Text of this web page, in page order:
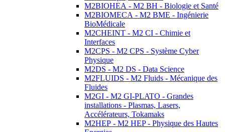
M2BIOHEA - M2 BH - Biologie et Santé
M2BIOMECA - M2 BME - Ingénierie
BioMédicale
M2CHEINT - M2 CI - Chimie et
Interfaces
M2CPS - M2 CPS - Système Cyber
Physique
M2DS - M2 DS - Data Science
M2FLUIDS - M2 Fluids - Mécanique des
Fluides
M2GI - M2 GI-PLATO - Grandes
installations - Plasmas, Lasers,
Accélérateurs, Tokamaks
M2HEP - M2 HEP - Physique des Hautes